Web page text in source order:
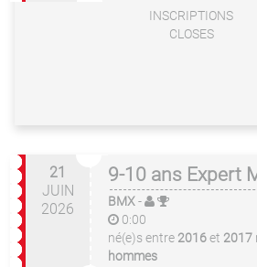
INSCRIPTIONS
CLOSES
21
JUIN
2026
9-10 ans Expert
BMX-
0:00
né(e)s entre 2016et 2017
hommes